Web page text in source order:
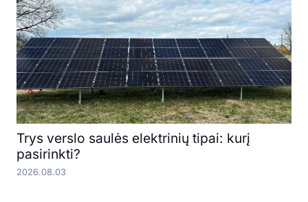
Trys verslo saulės elektrinių tipai: kurį
pasirinkti?
2026.08.03